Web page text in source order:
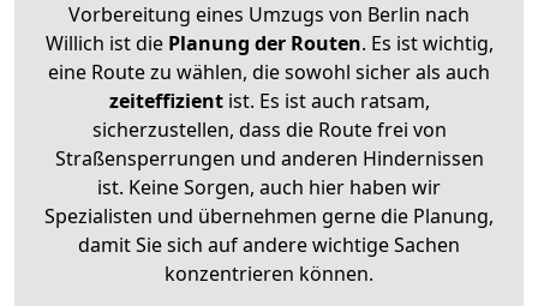
Vorbereitung eines Umzugs von Berlin nach
Willich ist diePlanung der Routen. Es ist wichtig,
eine Route zu wählen, die sowohl sicher als auch
zeiteffizientist. Es ist auch ratsam,
sicherzustellen, dass die Route frei von
Straßensperrungen und anderen Hindernissen
ist. Keine Sorgen, auch hier haben wir
Spezialisten und übernehmen gerne die Planung,
damit Sie sich auf andere wichtige Sachen
konzentrieren können.